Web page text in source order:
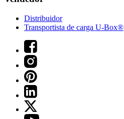
Distribuidor
Transportista de carga U-Box®